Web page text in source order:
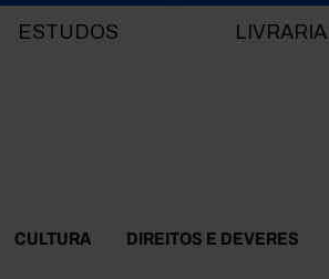
ESTUDOS LIVRARIA
CULTURA DIREITOS E DEVERES